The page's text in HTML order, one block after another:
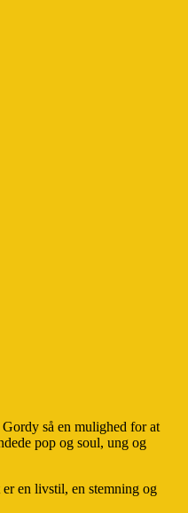
så en mulighed for at
pop og soul, ung og
en livstil, en stemning og